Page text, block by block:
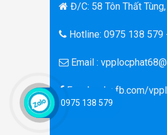
Đ/C: 58 Tôn Thất
Hotline: 0975 138 579
Email :
Facebook : fb.com/
0975 138 579